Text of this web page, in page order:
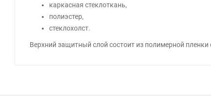
каркасная стеклоткань,
полиэстер,
стеклохолст.
Верхний защитный слой состоит из полимерной